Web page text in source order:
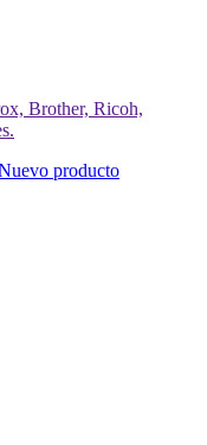
Brother, Ricoh,
producto